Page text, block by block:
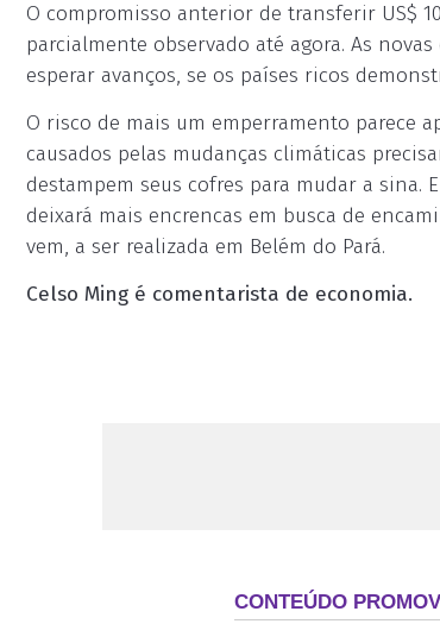
O compromisso anterior de transferir US$
parcialmente observado até agora. As
esperar avanços, se os países ricos
O risco de mais um emperramento parece
causados pelas mudanças climáticas
destampem seus cofres para mudar a sina.
deixará mais encrencas em busca de
vem, a ser realizada em Belém do Pará.
Celso Ming é comentarista de economia.